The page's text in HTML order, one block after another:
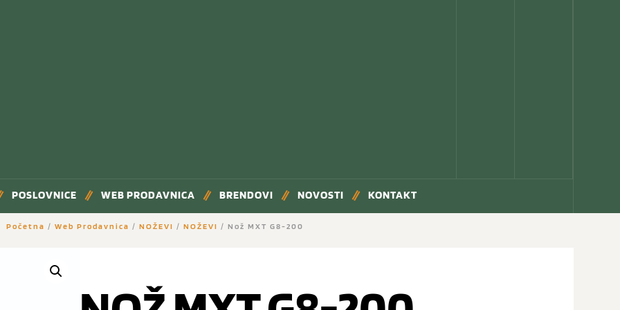
POSLOVNICE WEB PRODAVNICA BRENDOVI NOVOSTI KONTAKT
Početna / Web Prodavnica / NOŽEVI / NOŽEVI / Nož MXT G8-200